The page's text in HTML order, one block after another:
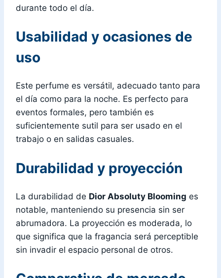
durante todo el día.
Usabilidad y ocasiones de
uso
Este perfume es versátil, adecuado tanto para
el día como para la noche. Es perfecto para
eventos formales, pero también es
suficientemente sutil para ser usado en el
trabajo o en salidas casuales.
Durabilidad y proyección
La durabilidad de Dior Absoluty Blooming es
notable, manteniendo su presencia sin ser
abrumadora. La proyección es moderada, lo
que significa que la fragancia será perceptible
sin invadir el espacio personal de otros.